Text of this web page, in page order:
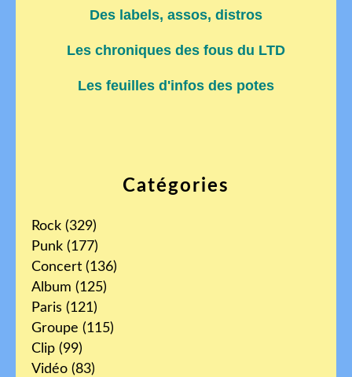
Catégories
Rock (329)
Punk (177)
Concert (136)
Album (125)
Paris (121)
Groupe (115)
Clip (99)
Vidéo (83)
Des labels, assos, distros
Les chroniques des fous du LTD
Les feuilles d'infos des potes